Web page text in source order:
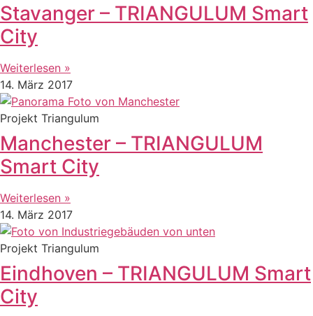
Stavanger – TRIANGULUM Smart
City
Weiterlesen »
14. März 2017
Projekt Triangulum
Manchester – TRIANGULUM
Smart City
Weiterlesen »
14. März 2017
Projekt Triangulum
Eindhoven – TRIANGULUM Smart
City